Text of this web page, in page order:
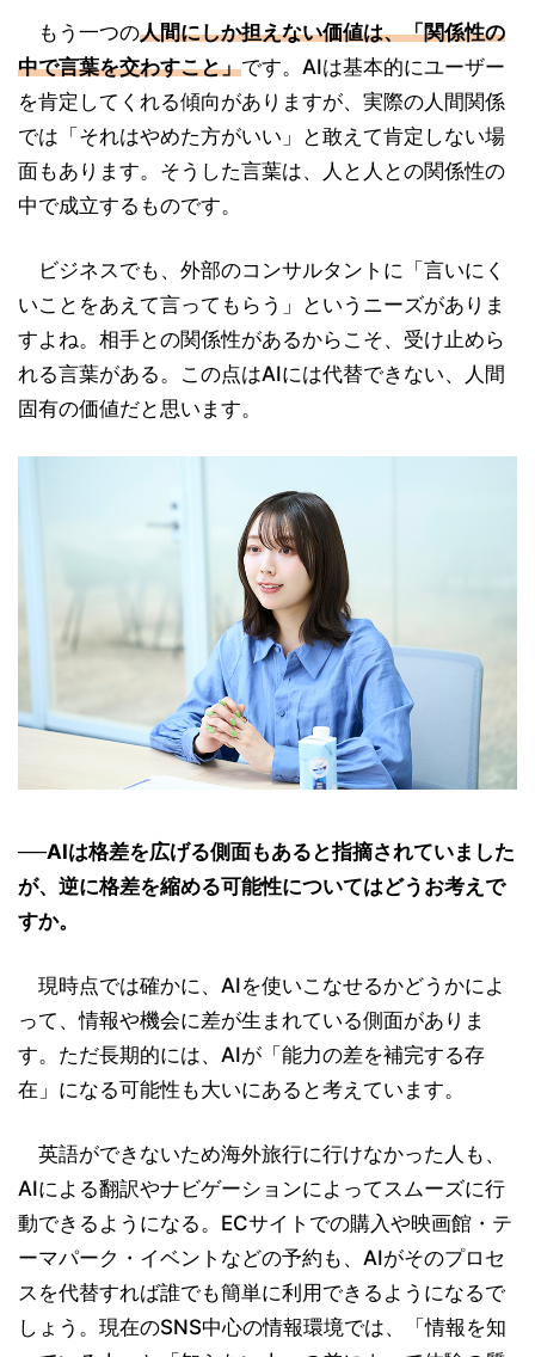
もう一つの人間にしか担えない価値は、「関係性の
中で言葉を交わすこと」です。AIは基本的にユーザー
を肯定してくれる傾向がありますが、実際の人間関係
では「それはやめた方がいい」と敢えて肯定しない場
面もあります。そうした言葉は、人と人との関係性の
中で成立するものです。
ビジネスでも、外部のコンサルタントに「言いにく
いことをあえて言ってもらう」というニーズがありま
すよね。相手との関係性があるからこそ、受け止めら
れる言葉がある。この点はAIには代替できない、人間
固有の価値だと思います。
──AIは格差を広げる側面もあると指摘されていました
が、逆に格差を縮める可能性についてはどうお考えで
すか。
現時点では確かに、AIを使いこなせるかどうかによ
って、情報や機会に差が生まれている側面がありま
す。ただ長期的には、AIが「能力の差を補完する存
在」になる可能性も大いにあると考えています。
英語ができないため海外旅行に行けなかった人も、
AIによる翻訳やナビゲーションによってスムーズに行
動できるようになる。ECサイトでの購入や映画館・テ
ーマパーク・イベントなどの予約も、AIがそのプロセ
スを代替すれば誰でも簡単に利用できるようになるで
しょう。現在のSNS中心の情報環境では、「情報を知